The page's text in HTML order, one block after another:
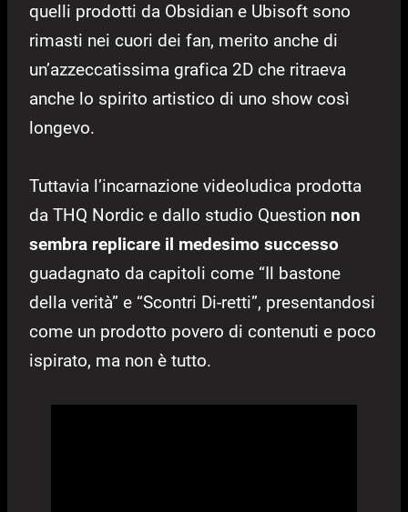
quelli prodotti da Obsidian e Ubisoft sono
rimasti nei cuori dei fan, merito anche di
un’azzeccatissima grafica 2D che ritraeva
anche lo spirito artistico di uno show così
longevo.
Tuttavia l’incarnazione videoludica prodotta
da THQ Nordic e dallo studio Question non
sembra replicare il medesimo successo
guadagnato da capitoli come “Il bastone
della verità” e “Scontri Di-retti”, presentandosi
come un prodotto povero di contenuti e poco
ispirato, ma non è tutto.